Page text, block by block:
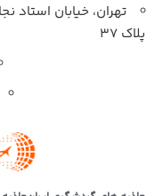
تهران، خیابان استاد
پلاک 37